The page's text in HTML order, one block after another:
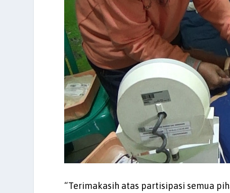
“Terimakasih atas partisipasi semua